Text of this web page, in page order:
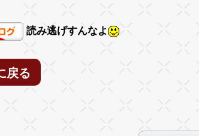
読み逃げすんなよ
戻る